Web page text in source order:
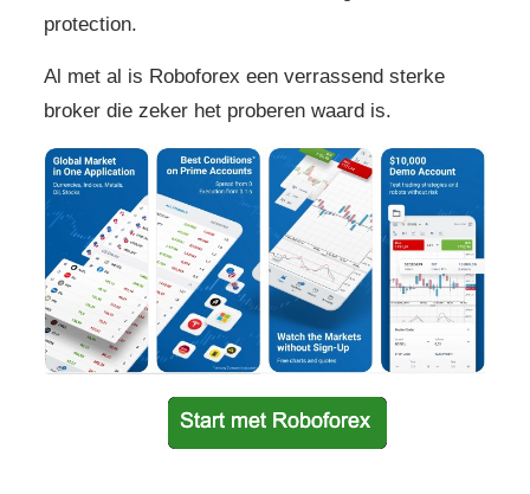
protection.
Al met al is Roboforex een verrassend sterke
broker die zeker het proberen waard is.